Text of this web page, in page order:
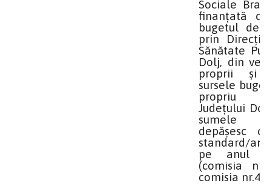
Sociale
finanţată
bugetul de
prin
Sănătate
Dolj, din
proprii şi
sursele
propriu
Județului
sumele
depăşesc
standard/an/
pe anul
(comisia
comisia nr.4)